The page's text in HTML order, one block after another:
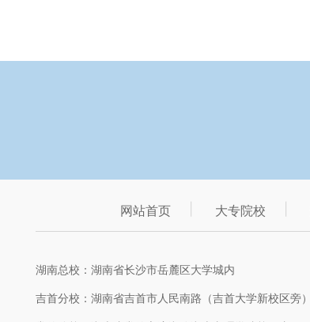
网站首页 大专院校
湖南总校：湖南省长沙市岳麓区大学城内
吉首分校：湖南省吉首市人民南路（吉首大学新校区旁）